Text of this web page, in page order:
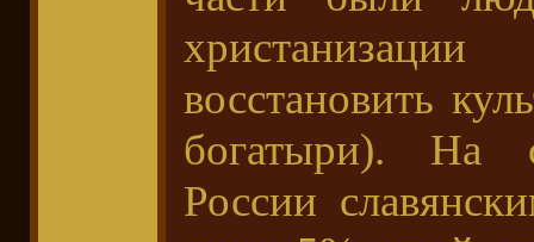
восстановить
богатыри). На
России